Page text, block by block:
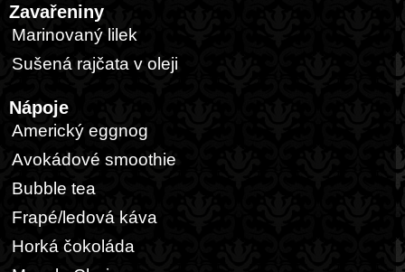
Zavařeniny
Marinovaný lilek
Sušená rajčata v oleji
Nápoje
Americký eggnog
Avokádové smoothie
Bubble tea
Frapé/ledová káva
Horká čokoláda